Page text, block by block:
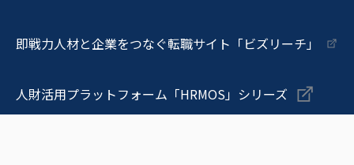
即戦力人材と企業をつなぐ転職サイト「ビズリーチ」
人財活用プラットフォーム「HRMOS」シリーズ